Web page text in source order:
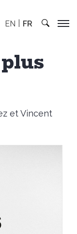
FR
EN
et Vincent